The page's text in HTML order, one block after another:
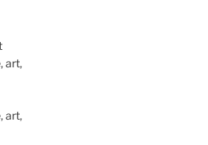
art,